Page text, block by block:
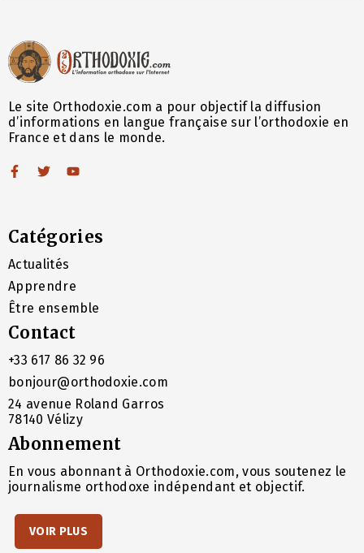
Le site Orthodoxie.com a pour objectif la diffusion
d’informations en langue française sur l’orthodoxie en
France et dans le monde.
Catégories
Actualités
Apprendre
Être ensemble
Contact
+33 617 86 32 96
bonjour@orthodoxie.com
24 avenue Roland Garros
78140 Vélizy
Abonnement
En vous abonnant à Orthodoxie.com, vous soutenez le
journalisme orthodoxe indépendant et objectif.
VOIR PLUS